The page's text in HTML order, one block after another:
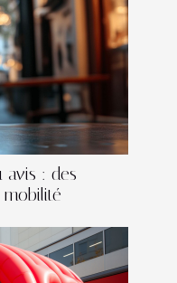
avis : des